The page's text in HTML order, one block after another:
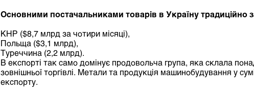
Основними постачальниками товарів в Україну традиційно
КНР ($8,7 млрд за чотири місяці),
Польща ($3,1 млрд),
Туреччина (2,2 млрд).
В експорті так само домінує продовольча група, яка склала
зовнішньої торгівлі. Метали та продукція машинобудування у
експорту.